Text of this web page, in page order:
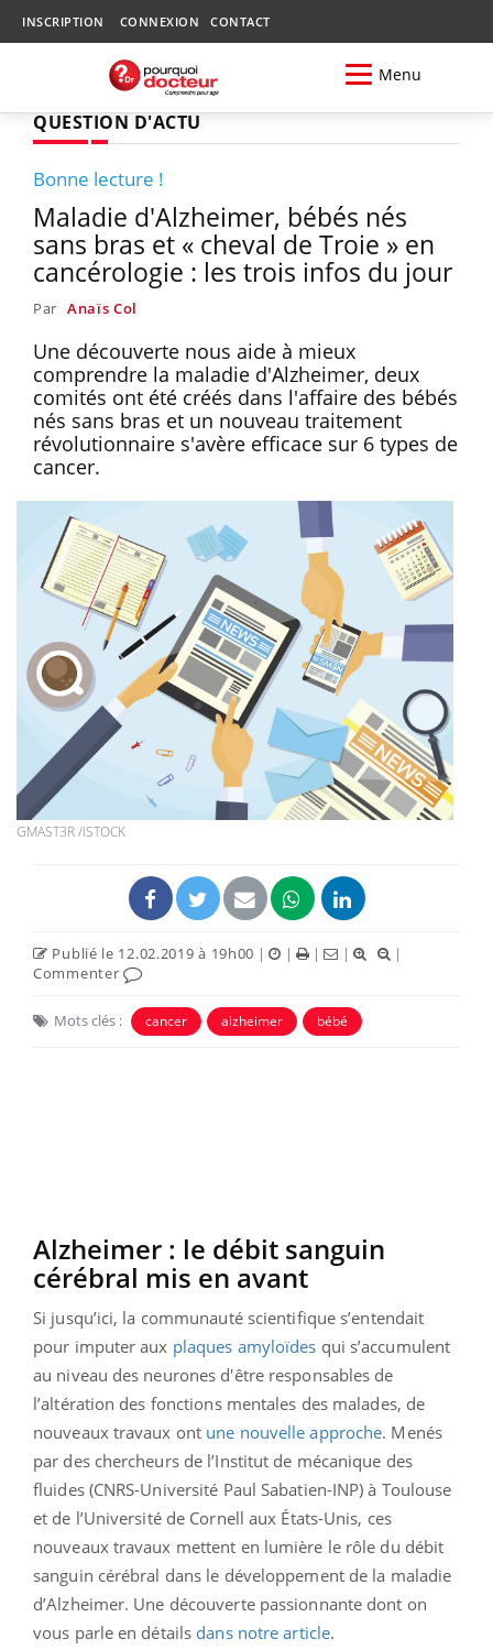
INSCRIPTION CONNEXION CONTACT
Menu
QUESTION D'ACTU
Bonne lecture !
Maladie d'Alzheimer, bébés nés
sans bras et « cheval de Troie » en
cancérologie : les trois infos du jour
Par Anaïs Col
Une découverte nous aide à mieux
comprendre la maladie d'Alzheimer, deux
comités ont été créés dans l'affaire des bébés
nés sans bras et un nouveau traitement
révolutionnaire s'avère efficace sur 6 types de
cancer.
GMAST3R /ISTOCK
Publié le 12.02.2019 à 19h00 | | | |
|
Commenter
Mots clés : cancer alzheimer bébé
Alzheimer : le débit sanguin
cérébral mis en avant
Si jusqu’ici, la communauté scientifique s’entendait
pour imputer aux plaques amyloïdes qui s’accumulent
au niveau des neurones d'être responsables de
l’altération des fonctions mentales des malades, de
nouveaux travaux ont une nouvelle approche. Menés
par des chercheurs de l’Institut de mécanique des
fluides (CNRS-Université Paul Sabatien-INP) à Toulouse
et de l’Université de Cornell aux États-Unis, ces
nouveaux travaux mettent en lumière le rôle du débit
sanguin cérébral dans le développement de la maladie
d’Alzheimer. Une découverte passionnante dont on
vous parle en détails dans notre article.